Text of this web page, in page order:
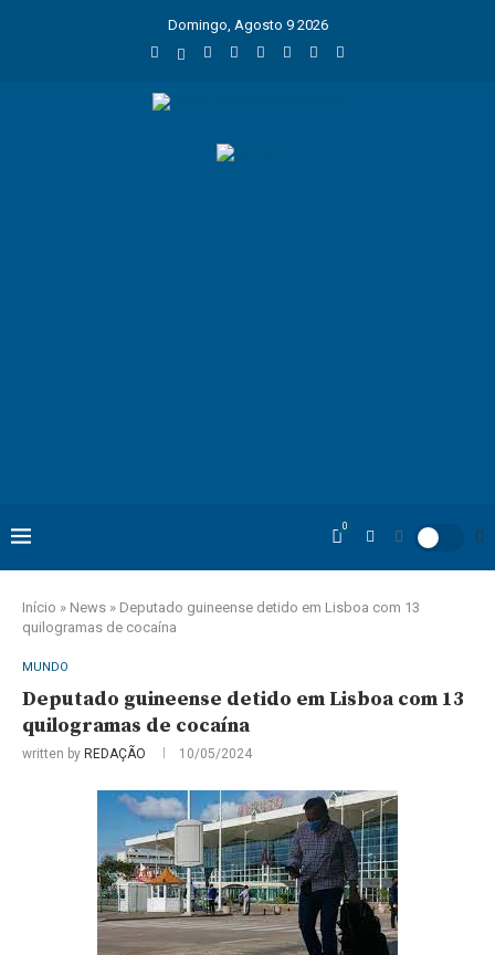
Domingo, Agosto 9 2026
0
Início » News » Deputado guineense detido em Lisboa com 13
quilogramas de cocaína
MUNDO
Deputado guineense detido em Lisboa com 13
quilogramas de cocaína
written by REDAÇÃO 10/05/2024